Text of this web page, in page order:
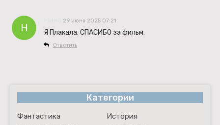
Н
29 июня 2025 07:21
Я Плакала. СПАСИБО за фильм.
Ответить
Категории
Фантастика
История